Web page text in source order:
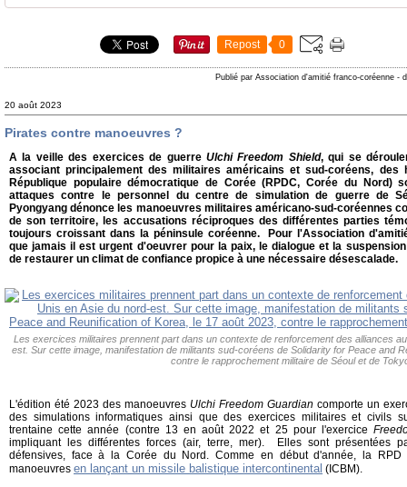
Repost 0
Publié par Association d'amitié franco-coréenne -
20 août 2023
Pirates contre manoeuvres ?
A la veille des exercices de guerre Ulchi Freedom Shield, qui se
associant principalement des militaires américains et sud-coréens,
République populaire démocratique de Corée (RPDC, Corée du Nord)
attaques contre le personnel du centre de simulation de guerre de
Pyongyang dénonce les manoeuvres militaires américano-sud-coréennes
de son territoire, les accusations réciproques des différentes parties
toujours croissant dans la péninsule coréenne. Pour l'Association
que jamais il est urgent d'oeuvrer pour la paix, le dialogue et la
de restaurer un climat de confiance propice à une nécessaire désescalade.
Les exercices militaires prennent part dans un contexte de renforcement des alliances
est. Sur cette image, manifestation de militants sud-coréens de Solidarity for Peace and
contre le rapprochement militaire de Séoul et de
L'édition été 2023 des manoeuvres Ulchi Freedom Guardian comporte un
des simulations informatiques ainsi que des exercices militaires et civils
trentaine cette année (contre 13 en août 2022 et 25 pour l'exercice
impliquant les différentes forces (air, terre, mer). Elles sont présentées
défensives, face à la Corée du Nord. Comme en début d'année, la
manoeuvres en lançant un missile balistique intercontinental (ICBM).